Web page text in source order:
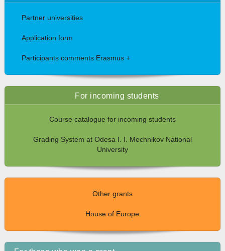
Partner universities
Application form
Participants comments Erasmus +
For incoming students
Course catalogue for incoming students
Grading System at Odesa I. I. Mechnikov National
University
Other grants
House of Europe